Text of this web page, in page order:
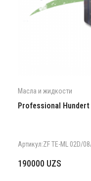
Масла и жидкости
Professional Hundert
Артикул:ZF TE-ML 02D/
190000 UZS